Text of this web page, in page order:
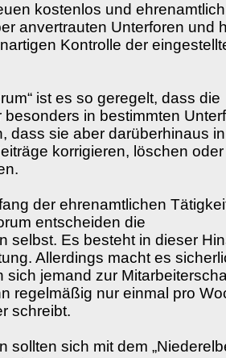
kostenlos und
anvertrauten Unterforen und
Kontrolle der
ist es so geregelt, dass die
besonders in bestimmten
dass sie aber darüberhinaus
korrigieren, löschen oder
der ehrenamtlichen
entscheiden die
selbst. Es besteht in dieser
Allerdings macht es
sich jemand zur
regelmäßig nur einmal pro
schreibt.
sollten sich mit dem